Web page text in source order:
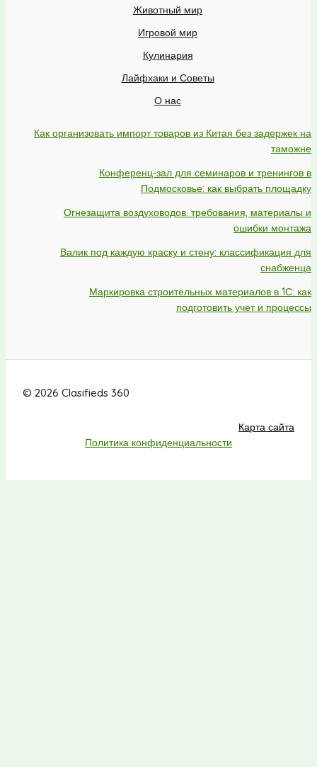
Животный мир
Игровой мир
Кулинария
Лайфхаки и Советы
О нас
Как организовать импорт товаров из Китая без задержек на
таможне
Конференц-зал для семинаров и тренингов в
Подмосковье: как выбрать площадку
Огнезащита воздуховодов: требования, материалы и
ошибки монтажа
Валик под каждую краску и стену: классификация для
снабженца
Маркировка строительных материалов в 1С: как
подготовить учет и процессы
© 2026 Clasifieds 360
Карта сайта
Политика конфиденциальности